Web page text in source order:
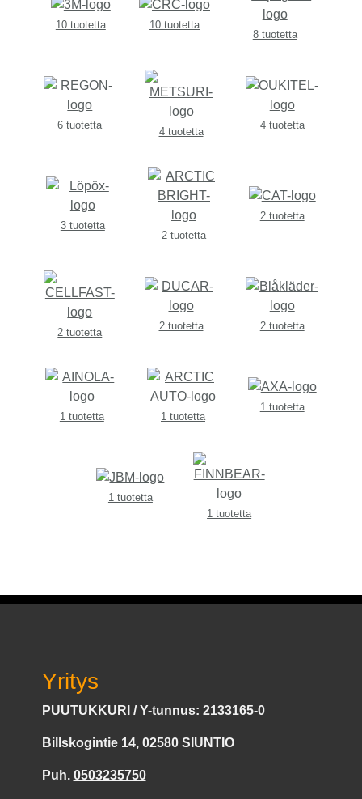
10 tuotetta
10 tuotetta
8 tuotetta
6 tuotetta
4 tuotetta
4 tuotetta
3 tuotetta
2 tuotetta
2 tuotetta
2 tuotetta
2 tuotetta 2 tuotetta
1 tuotetta 1 tuotetta
1 tuotetta
1 tuotetta
1 tuotetta
Yritys
PUUTUKKURI / Y-tunnus: 2133165-0
Billskogintie 14, 02580 SIUNTIO
Puh. 0503235750